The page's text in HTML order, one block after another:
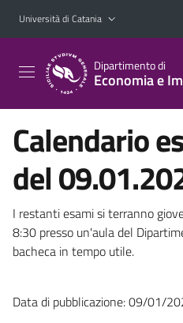
Vai al contenuto principale
Vai al menu di navigazione
Università di Catania
Dipartimento di
Economia e
Calendario
del
I restanti esami si terranno
8:30 presso un'aula del
bacheca in tempo utile.
Data di pubblicazione: 09/01/